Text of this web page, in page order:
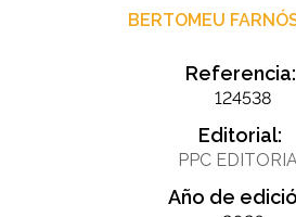
BERTOMEU
Referencia:
124538
Editorial:
PPC
Año de